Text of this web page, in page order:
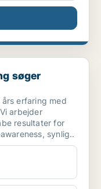
søger
erfaring med
arbejder
resultater for
synlig..